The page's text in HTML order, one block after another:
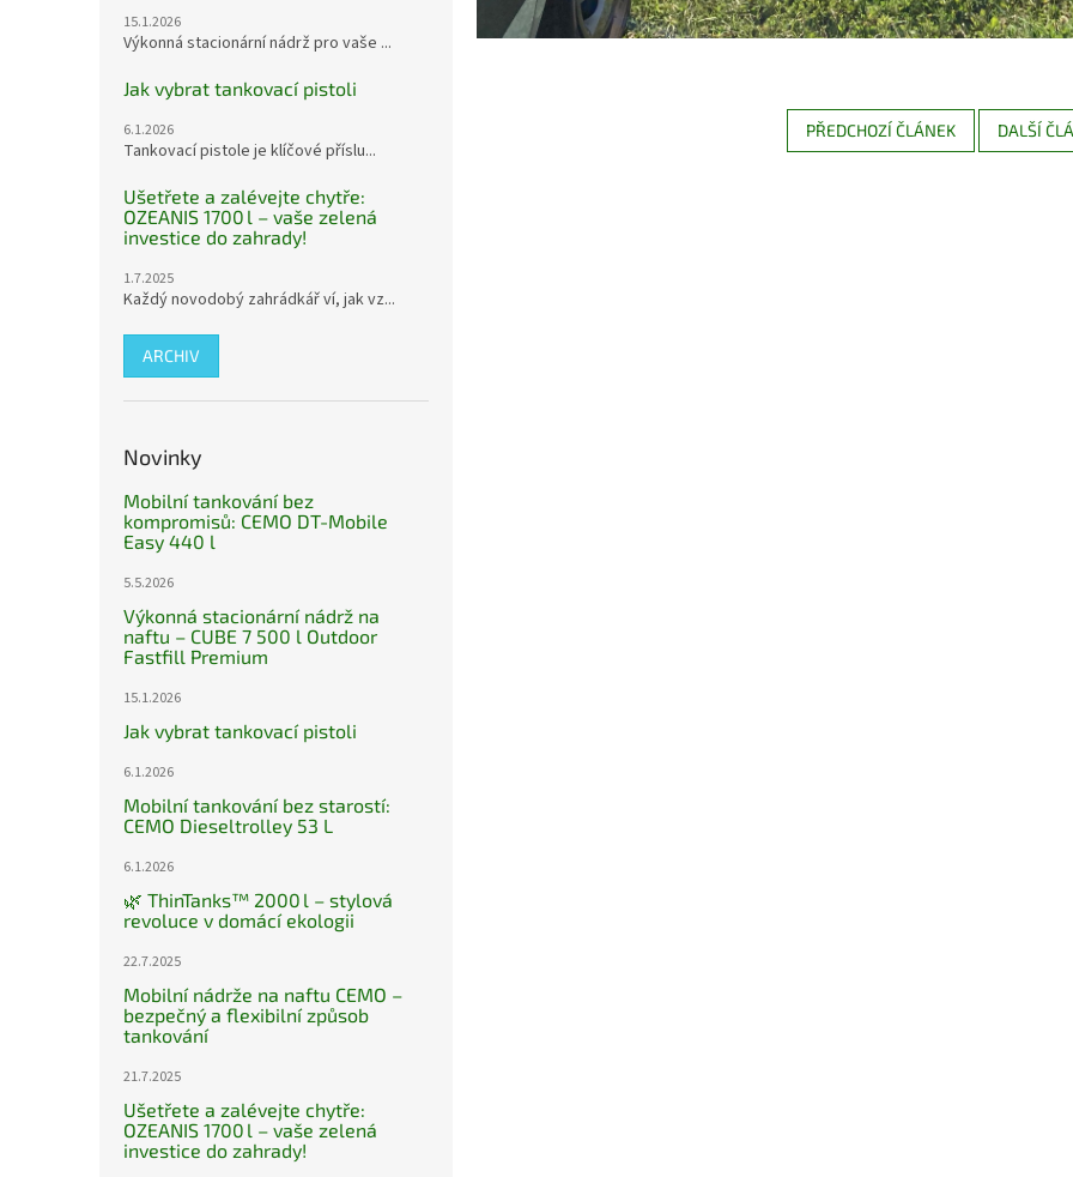
15.1.2026
Výkonná stacionární nádrž pro vaše ...
Jak vybrat tankovací pistoli
6.1.2026
Tankovací pistole je klíčové příslu...
Ušetřete a zalévejte chytře:
OZEANIS 1700 l – vaše zelená
investice do zahrady!
1.7.2025
Každý novodobý zahrádkář ví, jak vz...
ARCHIV
Novinky
Mobilní tankování bez
kompromisů: CEMO DT-Mobile
Easy 440 l
5.5.2026
Výkonná stacionární nádrž na
naftu – CUBE 7 500 l Outdoor
Fastfill Premium
15.1.2026
Jak vybrat tankovací pistoli
6.1.2026
Mobilní tankování bez starostí:
CEMO Dieseltrolley 53 L
6.1.2026
🌿 ThinTanks™ 2000 l – stylová
revoluce v domácí ekologii
22.7.2025
Mobilní nádrže na naftu CEMO –
bezpečný a flexibilní způsob
tankování
21.7.2025
Ušetřete a zalévejte chytře:
OZEANIS 1700 l – vaše zelená
investice do zahrady!
PŘEDCHOZÍ ČLÁNEK DALŠÍ